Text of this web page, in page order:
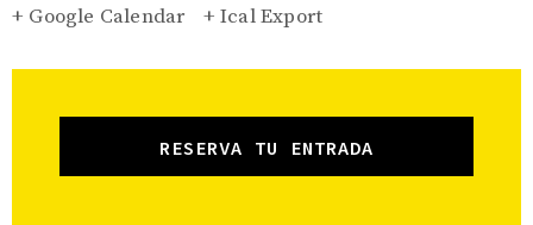
+ Google Calendar + Ical Export
RESERVA TU ENTRADA